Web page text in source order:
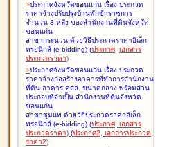
>ประกาศจังหวัดขอนแก่น เรื่อง ประกวด
ราคาจ้างปรับปรุงบ้านพักข้าราชการ
จำนวน 3 หลัง ของสำนักงานที่ดินจังหวัด
ขอนแก่น
สาขากระนวน ด้วยวิธีประกวดราคาอิเล็ก
ทรอนิกส์ (e-bidding) (ประกาศ, เอกสาร
ประกวดราคา)
>ประกาศจังหวัดขอนแก่น เรื่อง ประกวด
ราคาจ้างก่อสร้างอาคารที่ทำการสำนักงาน
ที่ดิน อาคาร คสล. ขนาดกลาง พร้อมส่วน
ประกอบที่จำเป็น สำนักงานที่ดินจังหวัด
ขอนแก่น
สาขาชุมแพ ด้วยวิธีประกวดราคาอิเล็ก
ทรอนิกส์ (e-bidding) (ประกาศ, เอกสาร
ประกวดราคา) (ประกาศ2, เอกสารประกวด
ราคา2)